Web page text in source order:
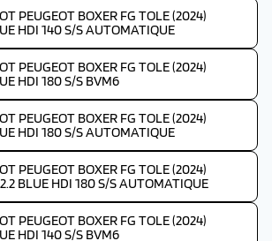
PEUGEOT BOXER FG TOLE (2024)
HDI 140 S/S AUTOMATIQUE
PEUGEOT BOXER FG TOLE (2024)
HDI 180 S/S BVM6
PEUGEOT BOXER FG TOLE (2024)
HDI 180 S/S AUTOMATIQUE
PEUGEOT BOXER FG TOLE (2024)
BLUE HDI 180 S/S AUTOMATIQUE
PEUGEOT BOXER FG TOLE (2024)
HDI 140 S/S BVM6